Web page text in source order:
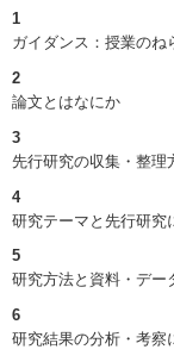
1
ガイダンス：授業のね
2
論文とはなにか
3
先行研究の収集・整理
4
研究テーマと先行研
5
研究方法と資料・デ
6
研究結果の分析・考